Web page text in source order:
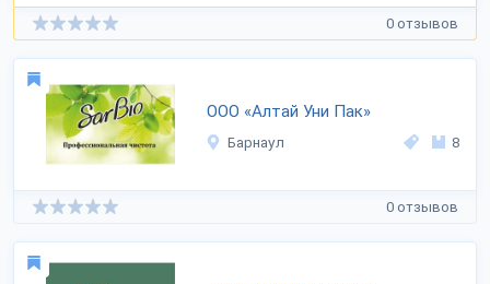
0 отзывов
ООО «Алтай Уни Пак»
Барнаул 8
0 отзывов